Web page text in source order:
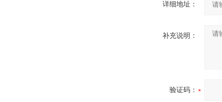
详细地址：
补充说明：
验证码：